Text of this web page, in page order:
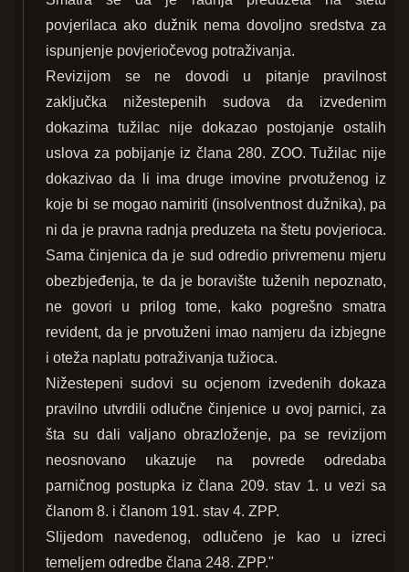
povjerilaca ako dužnik nema dovoljno sredstva za
ispunjenje povjeriočevog potraživanja.
Revizijom se ne dovodi u pitanje pravilnost
zaključka nižestepenih sudova da izvedenim
dokazima tužilac nije dokazao postojanje ostalih
uslova za pobijanje iz člana 280. ZOO. Tužilac nije
dokazivao da li ima druge imovine prvotuženog iz
koje bi se mogao namiriti (insolventnost dužnika), pa
ni da je pravna radnja preduzeta na štetu povjerioca.
Sama činjenica da je sud odredio privremenu mjeru
obezbjeđenja, te da je boravište tuženih nepoznato,
ne govori u prilog tome, kako pogrešno smatra
revident, da je prvotuženi imao namjeru da izbjegne
i oteža naplatu potraživanja tužioca.
Nižestepeni sudovi su ocjenom izvedenih dokaza
pravilno utvrdili odlučne činjenice u ovoj parnici, za
šta su dali valjano obrazloženje, pa se revizijom
neosnovano ukazuje na povrede odredaba
parničnog postupka iz člana 209. stav 1. u vezi sa
članom 8. i članom 191. stav 4. ZPP.
Slijedom navedenog, odlučeno je kao u izreci
temeljem odredbe člana 248. ZPP."